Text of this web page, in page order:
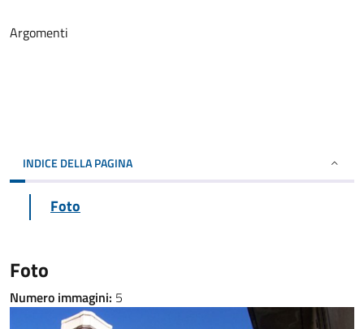
Argomenti
INDICE DELLA PAGINA
Foto
Foto
Numero immagini: 5